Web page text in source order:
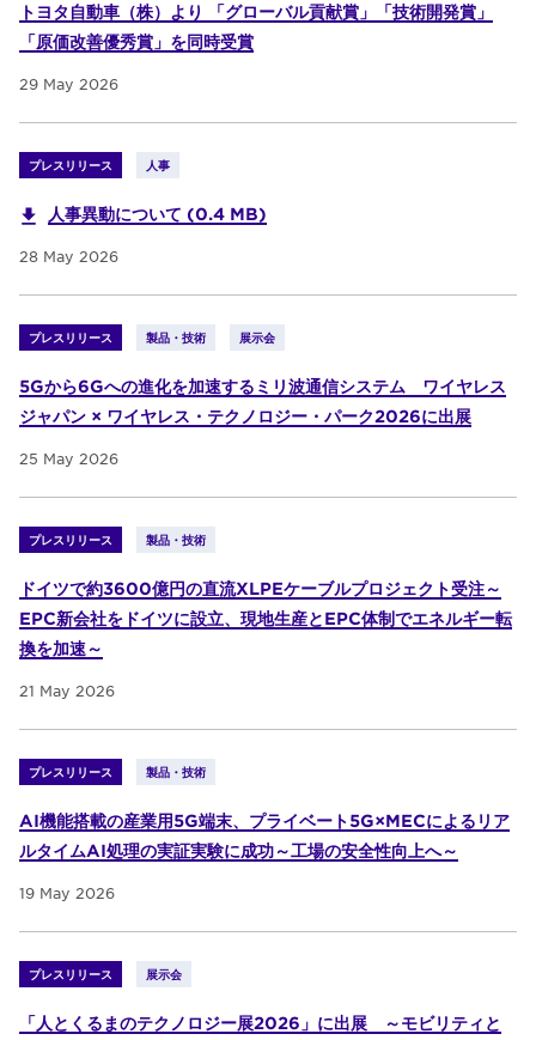
トヨタ自動車（株）より 「グローバル貢献賞」「技術開発賞」
「原価改善優秀賞」を同時受賞
29 May 2026
プレスリリース 人事
人事異動について (0.4 MB)
28 May 2026
プレスリリース 製品・技術 展示会
5Gから6Gへの進化を加速するミリ波通信システム ワイヤレス
ジャパン × ワイヤレス・テクノロジー・パーク2026に出展
25 May 2026
プレスリリース 製品・技術
ドイツで約3600億円の直流XLPEケーブルプロジェクト受注～
EPC新会社をドイツに設立、現地生産とEPC体制でエネルギー転
換を加速～
21 May 2026
プレスリリース 製品・技術
AI機能搭載の産業用5G端末、プライベート5G×MECによるリア
ルタイムAI処理の実証実験に成功～工場の安全性向上へ～
19 May 2026
プレスリリース 展示会
「人とくるまのテクノロジー展2026」に出展 ～モビリティと